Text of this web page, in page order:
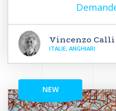
Vincenzo Calli
ITALIE, ANGHIARI
NEW